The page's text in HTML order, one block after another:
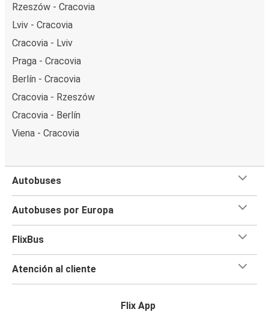
Rzeszów - Cracovia
Lviv - Cracovia
Cracovia - Lviv
Praga - Cracovia
Berlín - Cracovia
Cracovia - Rzeszów
Cracovia - Berlín
Viena - Cracovia
Autobuses
Autobuses por Europa
FlixBus
Atención al cliente
Flix App